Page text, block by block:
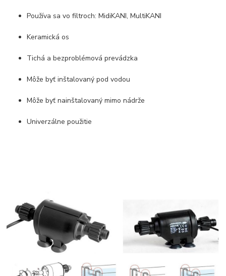
Používa sa vo filtroch: MidiKANI, MultiKANI
Keramická os
Tichá a bezproblémová prevádzka
Môže byť inštalovaný pod vodou
Môže byť nainštalovaný mimo nádrže
Univerzálne použitie